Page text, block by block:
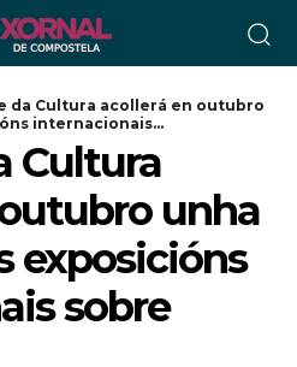
da Cultura acollerá en outubro
internacionais...
Cultura
unha
exposicións
sobre